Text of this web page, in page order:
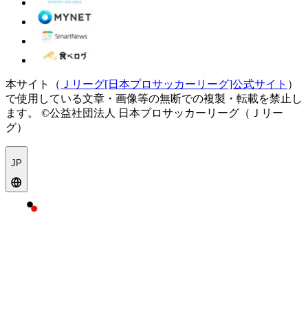
本サイト（ Ｊリーグ[日本プロサッカーリーグ]公式サイト ）
で使用している文章・画像等の無断での複製・転載を禁止し
ます。
©公益社団法人 日本プロサッカーリーグ（Ｊリー
グ）
JP